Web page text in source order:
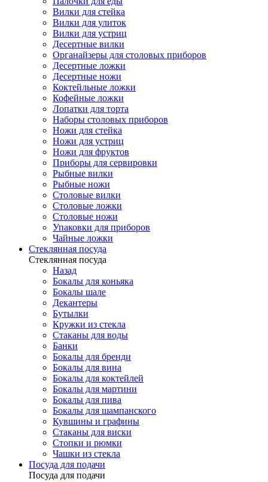
Вилки для стейка
Вилки для улиток
Вилки для устриц
Десертные вилки
Органайзеры для столовых приборов
Десертные ложки
Десертные ножи
Коктейльные ложки
Кофейные ложки
Лопатки для торта
Наборы столовых приборов
Ножи для стейка
Ножи для устриц
Ножи для фруктов
Приборы для сервировки
Рыбные вилки
Рыбные ножи
Столовые вилки
Столовые ложки
Столовые ножи
Упаковки для приборов
Чайные ложки
Стеклянная посуда
Стеклянная посуда
Назад
Бокалы для коньяка
Бокалы шале
Декантеры
Бутылки
Кружки из стекла
Стаканы для воды
Банки
Бокалы для бренди
Бокалы для вина
Бокалы для коктейлей
Бокалы для мартини
Бокалы для пива
Бокалы для шампанского
Кувшины и графины
Стаканы для виски
Стопки и рюмки
Чашки из стекла
Посуда для подачи
Посуда для подачи